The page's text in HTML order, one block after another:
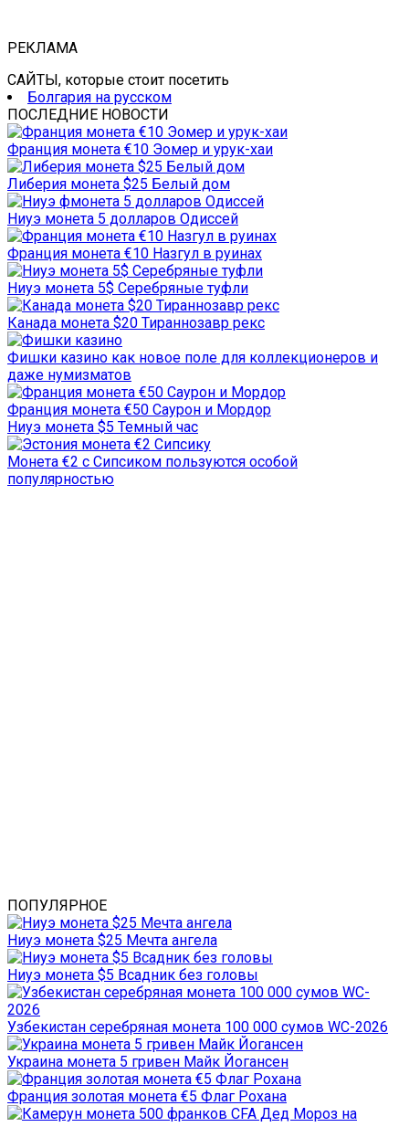
РЕКЛАМА
САЙТЫ, которые стоит посетить
Болгария на русском
ПОСЛЕДНИЕ НОВОСТИ
Франция монета €10 Эомер и урук-хаи
Либерия монета $25 Белый дом
Ниуэ монета 5 долларов Одиссей
Франция монета €10 Назгул в руинах
Ниуэ монета 5$ Серебряные туфли
Канада монета $20 Тираннозавр рекс
Фишки казино как новое поле для коллекционеров и
даже нумизматов
Франция монета €50 Саурон и Мордор
Ниуэ монета $5 Темный час
Монета €2 с Сипсиком пользуются особой
популярностью
ПОПУЛЯРНОЕ
Ниуэ монета $25 Мечта ангела
Ниуэ монета $5 Всадник без головы
Узбекистан серебряная монета 100 000 сумов WC-2026
Украина монета 5 гривен Майк Йогансен
Франция золотая монета €5 Флаг Рохана